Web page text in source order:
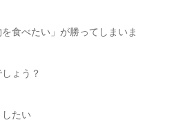
食べたい」が勝ってしまいま
ょう？
たい